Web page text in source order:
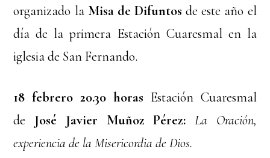
organizado la Misa de Difuntos de este año el
día de la primera Estación Cuaresmal en la
iglesia de San Fernando.
18 febrero 20.30 horas Estación Cuaresmal
de José Javier Muñoz Pérez: La Oración,
experiencia de la Misericordia de Dios.